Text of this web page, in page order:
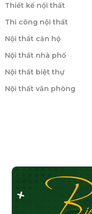
Thiết kế nội thất
Thi công nội thất
Nội thất căn hộ
Nội thất nhà phố
Nội thất biệt thự
Nội thất văn phòng